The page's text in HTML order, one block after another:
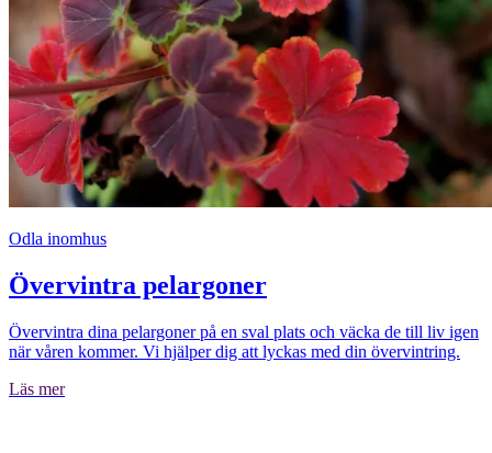
Odla inomhus
Övervintra pelargoner
Övervintra dina pelargoner på en sval plats och väcka de till liv igen
när våren kommer. Vi hjälper dig att lyckas med din övervintring.
Läs mer